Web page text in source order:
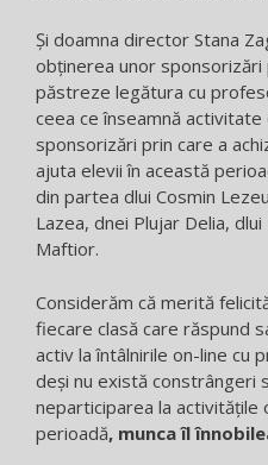
Și doamna director Stana
obținerea unor
păstreze legătura cu
ceea ce înseamnă
sponsorizări prin care a
ajuta elevii în această
din partea dlui Cosmin
Lazea, dnei Plujar Delia,
Maftior.
Considerăm că merită
fiecare clasă care răspund
activ la întâlnirile on-line cu
deși nu există constrângeri
neparticiparea la activitățile
perioadă, munca îl